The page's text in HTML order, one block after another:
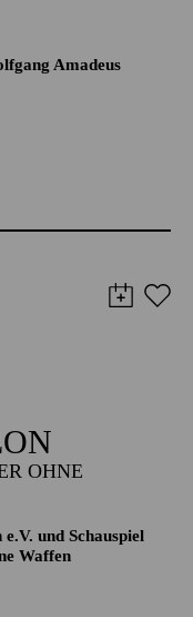
Amadeus
OHNE
und Schauspiel
Waffen